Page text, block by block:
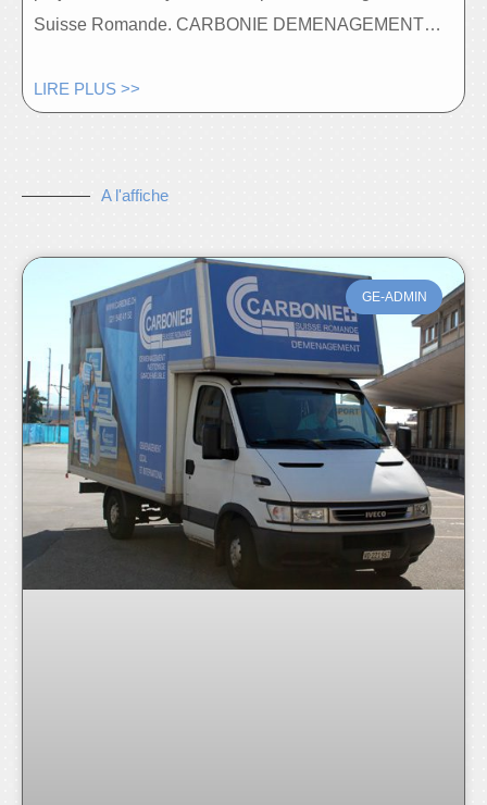
Suisse Romande. CARBONIE DEMENAGEMENT…
LIRE PLUS >>
A l'affiche
GE-ADMIN